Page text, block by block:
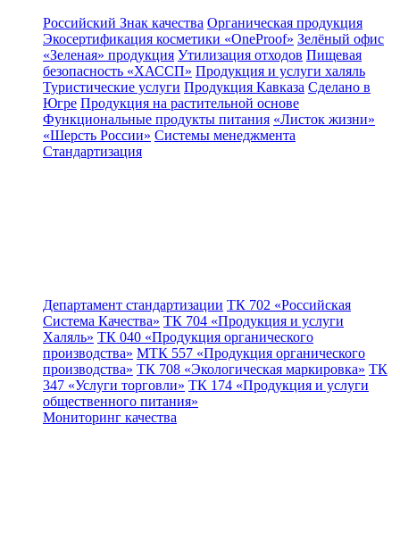
Российский Знак качества Органическая продукция
Экосертификация косметики «OneProof» Зелёный офис
«Зеленая» продукция Утилизация отходов Пищевая
безопасность «ХАССП» Продукция и услуги халяль
Туристические услуги Продукция Кавказа Сделано в
Югре Продукция на растительной основе
Функциональные продукты питания «Листок жизни»
«Шерсть России» Системы менеджмента
Стандартизация
Департамент стандартизации ТК 702 «Российская
Система Качества» ТК 704 «Продукция и услуги
Халяль» ТК 040 «Продукция органического
производства» МТК 557 «Продукция органического
производства» ТК 708 «Экологическая маркировка» ТК
347 «Услуги торговли» ТК 174 «Продукция и услуги
общественного питания»
Мониторинг качества